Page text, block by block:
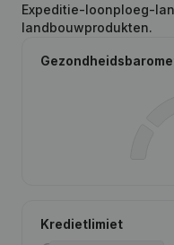
Expeditie-loonploeg-
landbouwprodukten.
Kredietlimiet